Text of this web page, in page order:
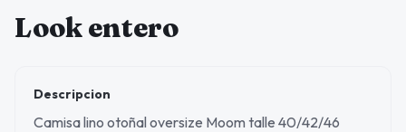
Look entero
Descripcion
Camisa lino otoñal oversize Moom talle 40/42/46